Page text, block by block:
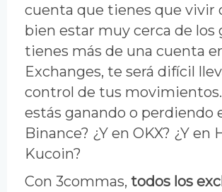
cuenta que tienes que vivir
bien estar muy cerca de los
tienes más de una cuenta
Exchanges, te será difícil
control de tus
estás ganando o perdiendo
Binance? ¿Y en OKX? ¿Y en
Kucoin?
Con 3commas, todos los